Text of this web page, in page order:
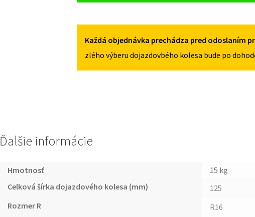
PICASSO
OD
125/80R16
4X108
Každá objednávka prechádza pred odoslaním
zlého výberu dojazdovbého kolesa bude po
Ďalšie informácie
Hmotnosť
15 kg
Celková šírka dojazdového kolesa (mm)
125
Rozmer R
R16